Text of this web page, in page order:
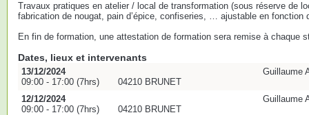
Travaux pratiques en atelier / local de transformation (sous réserve de
fabrication de nougat, pain d’épice, confiseries, … ajustable en fonction
En fin de formation, une attestation de formation sera remise à chaque
Dates, lieux et intervenants
13/12/2024
09:00 - 17:00 (7hrs)
04210 BRUNET
Guillaume
12/12/2024
09:00 - 17:00 (7hrs)
04210 BRUNET
Guillaume